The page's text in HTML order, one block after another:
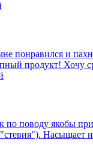
понравился и
продукт! Хочу
по поводу якобы
Насыщает